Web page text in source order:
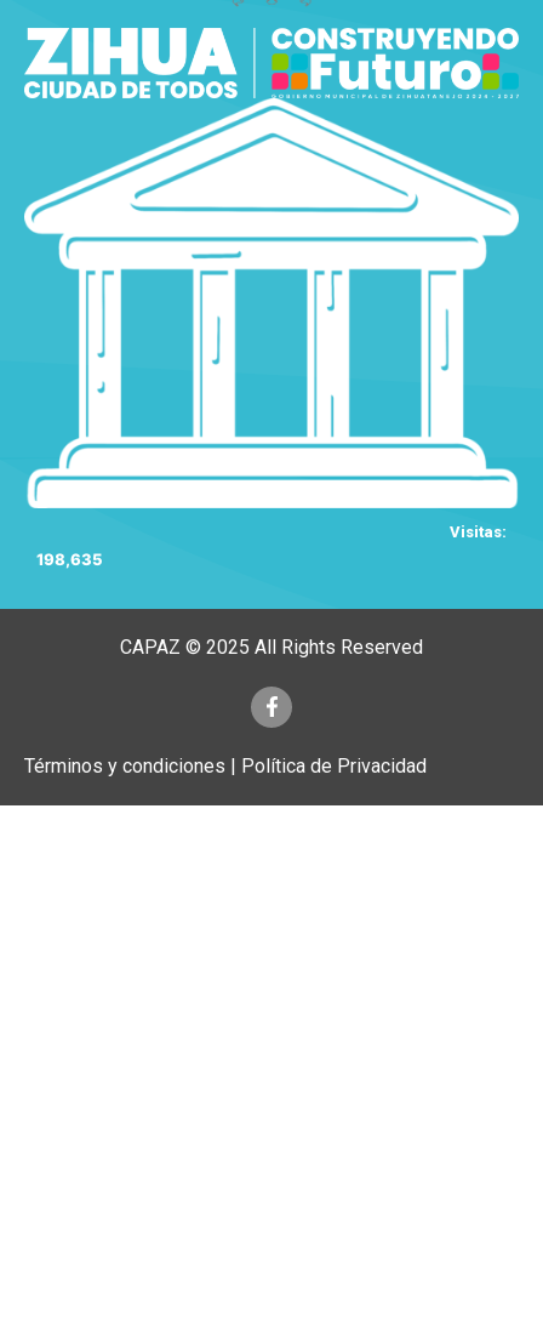
Visitas:
198,635
CAPAZ © 2025 All Rights Reserved
Términos y condiciones | Política de Privacidad